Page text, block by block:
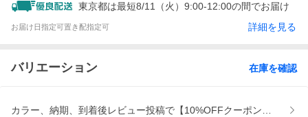
東京都は最短8/11（火）9:00-12:00の間でお届け
お届け日指定可置き配指定可 詳細を見る
バリエーション 在庫を確認
カラー、納期、到着後レビュー投稿で【10%OFFクーポン】プレ